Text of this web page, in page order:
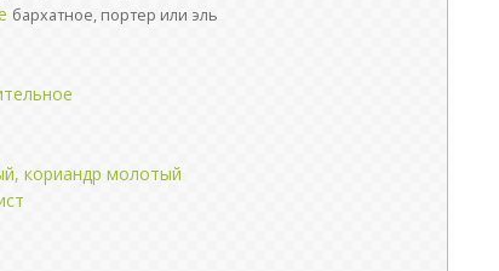
бархатное, портер или эль
кориандр молотый